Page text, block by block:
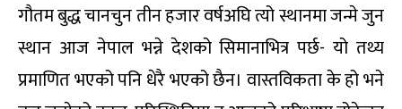
गौतम बुद्ध चानचुन तीन हजार वर्षअघि त्यो स्थानमा जन्मे जुन
स्थान आज नेपाल भन्ने देशको सिमानाभित्र पर्छ- यो तथ्य
प्रमाणित भएको पनि धेरै भएको छैन। वास्तविकता के हो भने